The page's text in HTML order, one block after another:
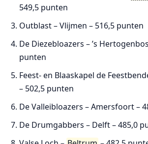
549,5 punten
Outblast – Vlijmen – 516,5 punten
De Diezebloazers – ’s
punten
Feest- en Blaaskapel de
– 502,5 punten
De Valleibloazers – Amersfoort –
De Drumgabbers – Delft – 485,0